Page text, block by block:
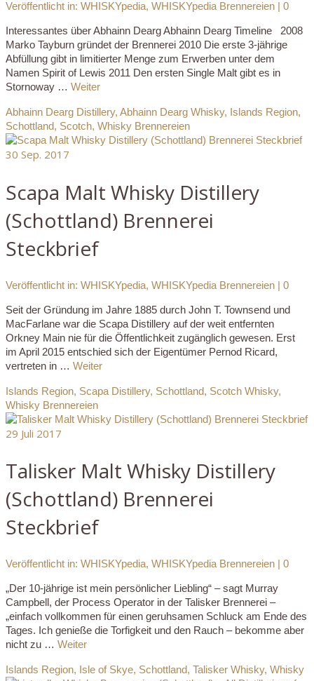
Veröffentlicht in: WHISKYpedia, WHISKYpedia Brennereien | 0
Interessantes über Abhainn Dearg Abhainn Dearg Timeline 2008
Marko Tayburn gründet der Brennerei 2010 Die erste 3-jährige
Abfüllung gibt in limitierter Menge zum Erwerben unter dem
Namen Spirit of Lewis 2011 Den ersten Single Malt gibt es in
Stornoway … Weiter
Abhainn Dearg Distillery, Abhainn Dearg Whisky, Islands Region,
Schottland, Scotch, Whisky Brennereien
30 Sep. 2017
Scapa Malt Whisky Distillery
(Schottland) Brennerei
Steckbrief
Veröffentlicht in: WHISKYpedia, WHISKYpedia Brennereien | 0
Seit der Gründung im Jahre 1885 durch John T. Townsend und
MacFarlane war die Scapa Distillery auf der weit entfernten
Orkney Main nie für die Öffentlichkeit zugänglich gewesen. Erst
im April 2015 entschied sich der Eigentümer Pernod Ricard,
vertreten in … Weiter
Islands Region, Scapa Distillery, Schottland, Scotch Whisky,
Whisky Brennereien
29 Juli 2017
Talisker Malt Whisky Distillery
(Schottland) Brennerei
Steckbrief
Veröffentlicht in: WHISKYpedia, WHISKYpedia Brennereien | 0
„Der 10-jährige ist mein persönlicher Liebling“ – sagt Murray
Campbell, der Process Operator in der Talisker Brennerei –
„einfach vollkommen für einen geruhsamen Schluck am Ende des
Tages. Ich genieße die Torfigkeit und den Rauch – bekomme aber
nicht zu … Weiter
Islands Region, Isle of Skye, Schottland, Talisker Whisky, Whisky